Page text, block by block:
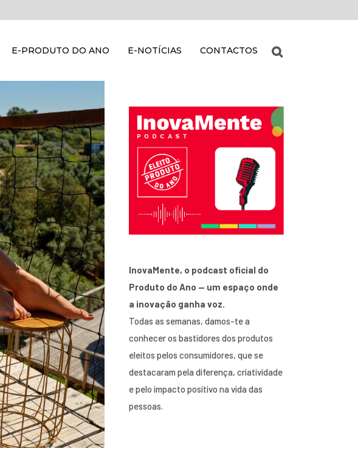
E-PRODUTO DO ANO E-NOTÍCIAS CONTACTOS
InovaMente, o podcast oficial do
Produto do Ano — um espaço onde
a inovação ganha voz.
Todas as semanas, damos-te a
conhecer os bastidores dos produtos
eleitos pelos consumidores, que se
destacaram pela diferença, criatividade
e pelo impacto positivo na vida das
pessoas.